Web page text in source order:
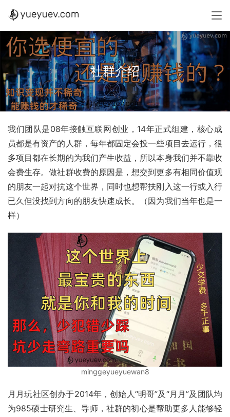
社群介绍
我们团队是08年接触互联网创业，14年正式组建，核心成
员都是有资产的人群，每年都固定会投一些项目去运行，很
多项目都在长期的为我们产生收益，所以本身我们并不靠收
会费生存。做社群收费的原因是，想交到更多有相同价值观
的朋友一起对抗这个世界，同时也想帮扶刚入这一行或入行
已久但没找到方向的朋友快速成长。（因为我们当年也是一
样）
minggeyueyuewan8
月月玩社区创办于2014年，创始人“明哥”及“月月”及团队均
为985硕士研究生、导师，社群的初心是帮助更多人能够轻